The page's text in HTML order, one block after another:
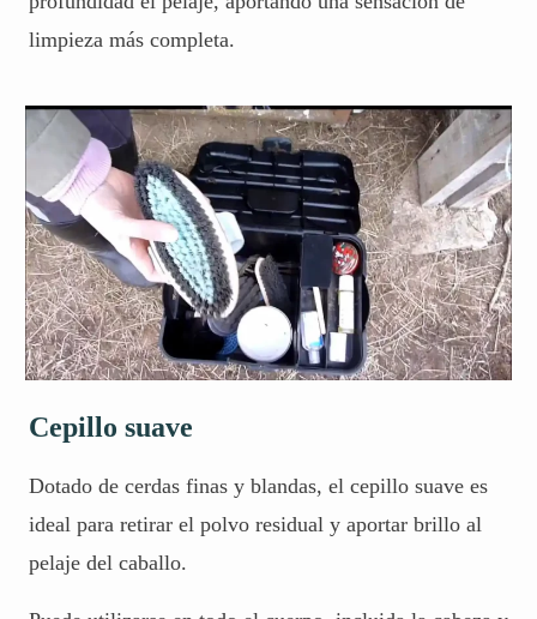
limpieza más completa.
Cepillo suave
Dotado de cerdas finas y blandas, el cepillo suave es
ideal para retirar el polvo residual y aportar brillo al
pelaje del caballo.